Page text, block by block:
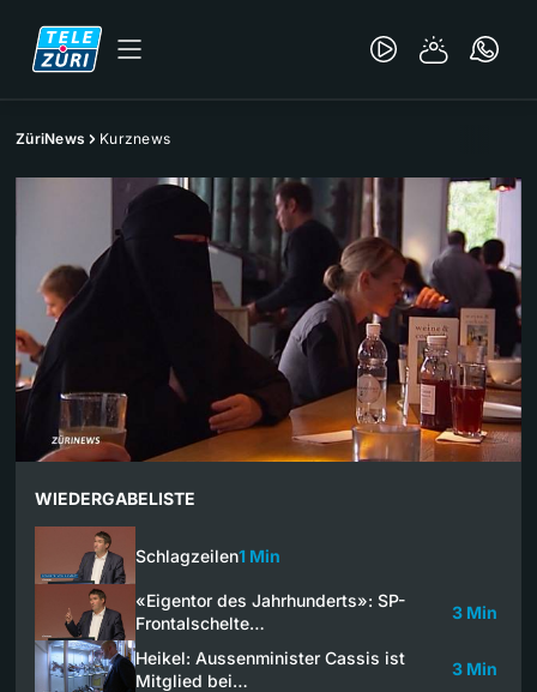
ZüriNews Kurznews
WIEDERGABELISTE
Schlagzeilen1 Min
«Eigentor des Jahrhunderts»: SP-
Frontalschelte…
3 Min
Heikel: Aussenminister Cassis ist
Mitglied bei…
3 Min